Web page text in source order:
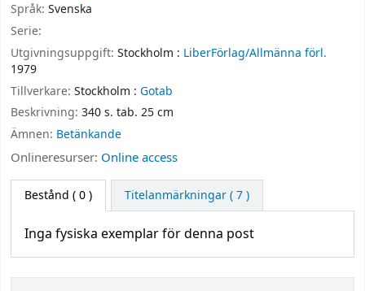
Språk: Svenska
Serie:
Utgivningsuppgift: Stockholm : LiberFörlag/Allmänna förl.
1979
Tillverkare: Stockholm : Gotab
Beskrivning: 340 s. tab. 25 cm
Ämnen: Betänkande
Onlineresurser: Online access
Bestånd ( 0 ) Titelanmärkningar ( 7 )
Inga fysiska exemplar för denna post